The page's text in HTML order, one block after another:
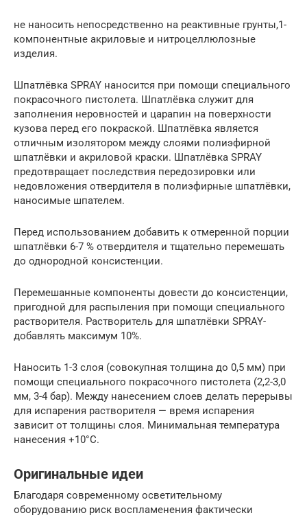
не наносить непосредственно на реактивные грунты,1-
компонентные акриловые и нитроцеллюлозные
изделия.
Шпатлёвка SPRAY наносится при помощи специального
покрасочного пистолета. Шпатлёвка служит для
заполнения неровностей и царапин на поверхности
кузова перед его покраской. Шпатлёвка является
отличным изолятором между слоями полиэфирной
шпатлёвки и акриловой краски. Шпатлёвка SPRAY
предотвращает последствия передозировки или
недовложения отвердителя в полиэфирные шпатлёвки,
наносимые шпателем.
Перед использованием добавить к отмеренной порции
шпатлёвки 6-7 % отвердителя и тщательно перемешать
до однородной консистенции.
Перемешанные компоненты довести до консистенции,
пригодной для распыления при помощи специального
растворителя. Растворитель для шпатлёвки SPRAY-
добавлять максимум 10%.
Наносить 1-3 слоя (совокупная толщина до 0,5 мм) при
помощи специального покрасочного пистолета (2,2-3,0
мм, 3-4 бар). Между нанесением слоев делать перерывы
для испарения растворителя — время испарения
зависит от толщины слоя. Минимальная температура
нанесения +10°С.
Оригинальные идеи
Благодаря современному осветительному
оборудованию риск воспламенения фактически